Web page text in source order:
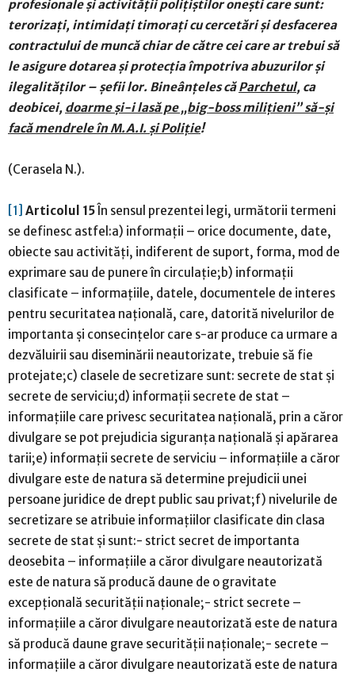
profesionale și activității polițiștilor onești care sunt:
terorizați, intimidați timorați cu cercetări și desfacerea
contractului de muncă chiar de către cei care ar trebui să
le asigure dotarea și protecția împotriva abuzurilor și
ilegalităților – șefii lor. Bineânțeles căParchetul, ca
deobicei, doarme și-i lasă pe „big-boss milițieni” să-și
facă mendrele în M.A.I. și Poliție!
(Cerasela N.).
[1] Articolul 15 În sensul prezentei legi, următorii termeni
se definesc astfel:a) informaţii – orice documente, date,
obiecte sau activităţi, indiferent de suport, forma, mod de
exprimare sau de punere în circulaţie;b) informaţii
clasificate – informaţiile, datele, documentele de interes
pentru securitatea naţională, care, datorită nivelurilor de
importanta şi consecinţelor care s-ar produce ca urmare a
dezvăluirii sau diseminării neautorizate, trebuie să fie
protejate;c) clasele de secretizare sunt: secrete de stat şi
secrete de serviciu;d) informaţii secrete de stat –
informaţiile care privesc securitatea naţională, prin a căror
divulgare se pot prejudicia siguranţa naţională şi apărarea
tarii;e) informaţii secrete de serviciu – informaţiile a căror
divulgare este de natura să determine prejudicii unei
persoane juridice de drept public sau privat;f) nivelurile de
secretizare se atribuie informaţiilor clasificate din clasa
secrete de stat şi sunt:- strict secret de importanta
deosebita – informaţiile a căror divulgare neautorizată
este de natura să producă daune de o gravitate
excepţională securităţii naţionale;- strict secrete –
informaţiile a căror divulgare neautorizată este de natura
să producă daune grave securităţii naţionale;- secrete –
informaţiile a căror divulgare neautorizată este de natura